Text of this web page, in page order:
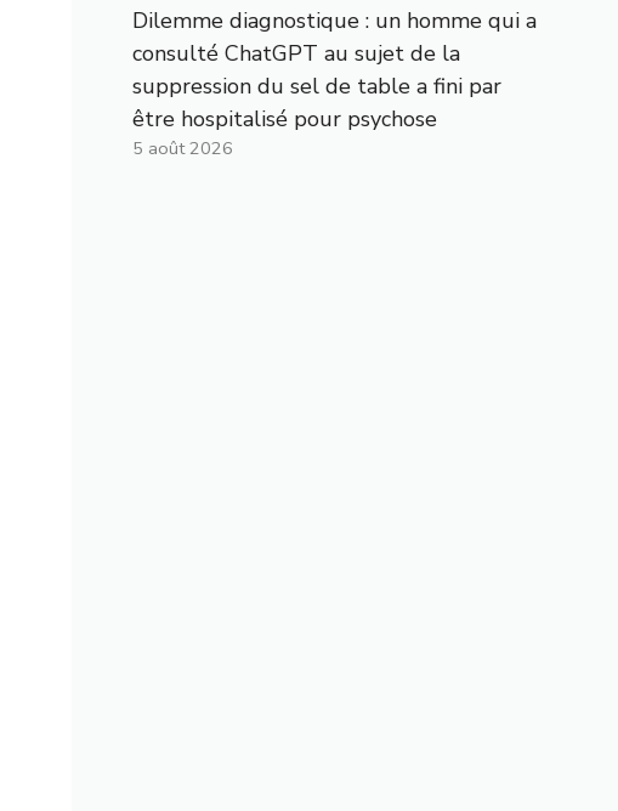
Dilemme diagnostique : un homme qui a
consulté ChatGPT au sujet de la
suppression du sel de table a fini par
être hospitalisé pour psychose
5 août 2026